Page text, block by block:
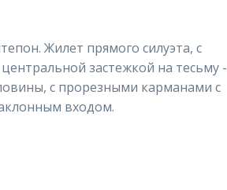
Жилет прямого силуэта, с
застежкой на тесьму -
с прорезными карманами с
входом.